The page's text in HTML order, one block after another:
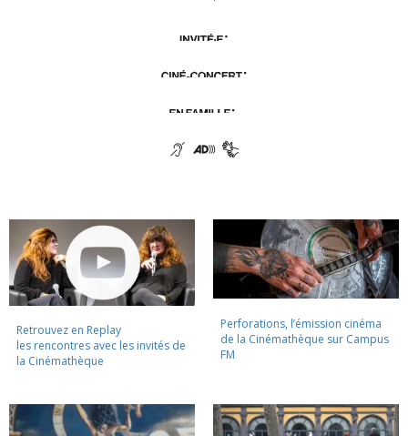
Retrouvez en Replay
les rencontres avec les invités de
la Cinémathèque
Perforations, l’émission cinéma
de la Cinémathèque sur Campus
FM